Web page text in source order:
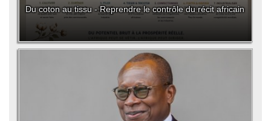
Du coton au tissu - Reprendre le contrôle du récit africain